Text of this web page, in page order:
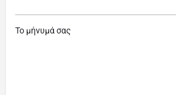
Το μήνυμά σας